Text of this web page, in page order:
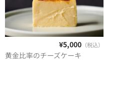
¥5,000（税込）
黄金比率のチーズケーキ